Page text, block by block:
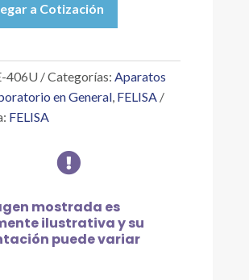
a Cotización
406U Categorías: Aparatos
en General, FELISA
FELISA

mostrada es
ilustrativa y su
puede variar